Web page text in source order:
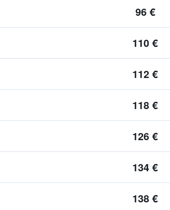
96 €
110 €
112 €
118 €
126 €
134 €
138 €